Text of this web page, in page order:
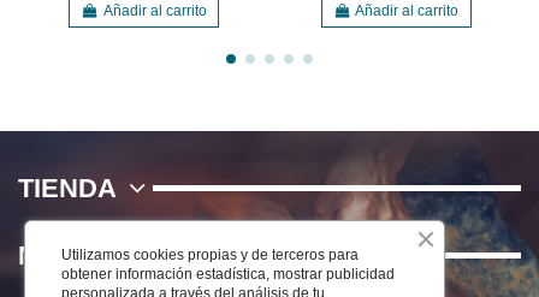
Añadir al carrito
Añadir al carrito
TIENDA
NOSOTROS
Utilizamos cookies propias y de terceros para
obtener información estadística, mostrar publicidad
personalizada a través del análisis de tu